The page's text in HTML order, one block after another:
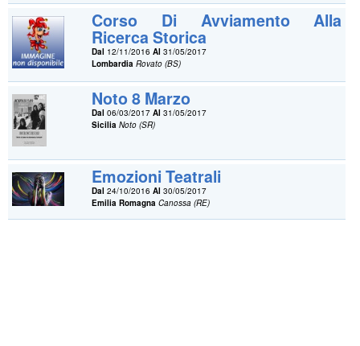
Corso Di Avviamento Alla
Ricerca Storica
Dal 12/11/2016Al 31/05/2017
Lombardia Rovato (BS)
Noto 8 Marzo
Dal 06/03/2017Al 31/05/2017
Sicilia Noto (SR)
Emozioni Teatrali
Dal 24/10/2016Al 30/05/2017
Emilia Romagna Canossa (RE)